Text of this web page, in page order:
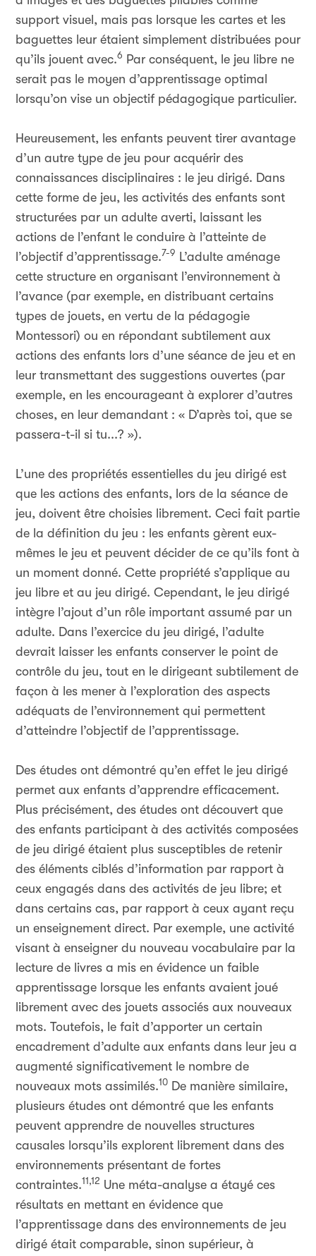
support visuel, mais pas lorsque les cartes et les
baguettes leur étaient simplement distribuées pour
qu’ils jouent avec.6 Par conséquent, le jeu libre ne
serait pas le moyen d’apprentissage optimal
lorsqu’on vise un objectif pédagogique particulier.
Heureusement, les enfants peuvent tirer avantage
d’un autre type de jeu pour acquérir des
connaissances disciplinaires : le jeu dirigé. Dans
cette forme de jeu, les activités des enfants sont
structurées par un adulte averti, laissant les
actions de l’enfant le conduire à l’atteinte de
l’objectif d’apprentissage.7-9 L’adulte aménage
cette structure en organisant l’environnement à
l’avance (par exemple, en distribuant certains
types de jouets, en vertu de la pédagogie
Montessori) ou en répondant subtilement aux
actions des enfants lors d’une séance de jeu et en
leur transmettant des suggestions ouvertes (par
exemple, en les encourageant à explorer d’autres
choses, en leur demandant : « D’après toi, que se
passera-t-il si tu...? »).
L’une des propriétés essentielles du jeu dirigé est
que les actions des enfants, lors de la séance de
jeu, doivent être choisies librement. Ceci fait partie
de la définition du jeu : les enfants gèrent eux-
mêmes le jeu et peuvent décider de ce qu’ils font à
un moment donné. Cette propriété s’applique au
jeu libre et au jeu dirigé. Cependant, le jeu dirigé
intègre l’ajout d’un rôle important assumé par un
adulte. Dans l’exercice du jeu dirigé, l’adulte
devrait laisser les enfants conserver le point de
contrôle du jeu, tout en le dirigeant subtilement de
façon à les mener à l’exploration des aspects
adéquats de l’environnement qui permettent
d’atteindre l’objectif de l’apprentissage.
Des études ont démontré qu’en effet le jeu dirigé
permet aux enfants d’apprendre efficacement.
Plus précisément, des études ont découvert que
des enfants participant à des activités composées
de jeu dirigé étaient plus susceptibles de retenir
des éléments ciblés d’information par rapport à
ceux engagés dans des activités de jeu libre; et
dans certains cas, par rapport à ceux ayant reçu
un enseignement direct. Par exemple, une activité
visant à enseigner du nouveau vocabulaire par la
lecture de livres a mis en évidence un faible
apprentissage lorsque les enfants avaient joué
librement avec des jouets associés aux nouveaux
mots. Toutefois, le fait d’apporter un certain
encadrement d’adulte aux enfants dans leur jeu a
augmenté significativement le nombre de
nouveaux mots assimilés.10 De manière similaire,
plusieurs études ont démontré que les enfants
peuvent apprendre de nouvelles structures
causales lorsqu’ils explorent librement dans des
environnements présentant de fortes
contraintes.11,12 Une méta-analyse a étayé ces
résultats en mettant en évidence que
l’apprentissage dans des environnements de jeu
dirigé était comparable, sinon supérieur, à